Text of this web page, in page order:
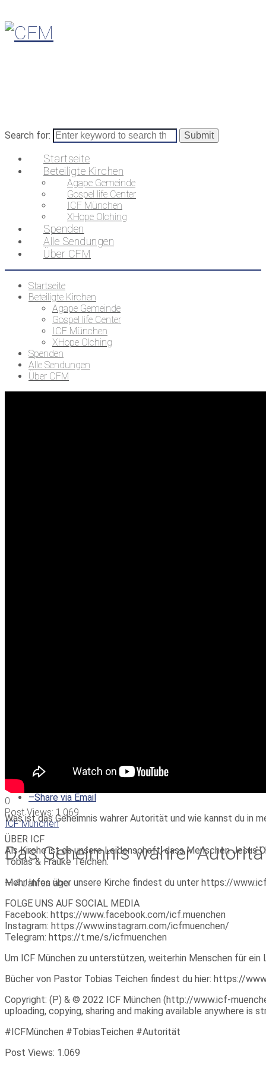
Search for:
Startseite
Beteiligte Kirchen
Agape Gemeinde
Gospel life Center
ICF München
XHope Olching
Spenden
Alle Sendungen
Über CFM
Startseite
Beteiligte Kirchen
Agape Gemeinde
Gospel life Center
ICF München
XHope Olching
Spenden
Alle Sendungen
Über CFM
0
Post Views: 1.069
ICF München
Das Geheimnis wahrer
— 4 Jahren ago
Share on Twitter
–Share on Facebook
–Share via Email
Was ist das Geheimnis wahrer Autorität und wie kannst du in
ÜBER ICF
Als Kirche ist es unsere Leidenschaft, dass Menschen Jesus
Tobias & Frauke Teichen.
Mehr Infos über unsere Kirche findest du unter https://
FOLGE UNS AUF SOCIAL MEDIA
Facebook: https://www.facebook.com/icf.muenchen
Instagram: https://www.instagram.com/icfmuenchen/
Telegram: https://t.me/s/icfmuenchen
Um ICF München zu unterstützen, weiterhin Menschen für
Bücher von Pastor Tobias Teichen findest du hier: https://
Copyright: (P) & © 2022 ICF München (http://www.icf-
uploading, copying, sharing and making available anywhere is
#ICFMünchen #TobiasTeichen #Autorität
Post Views: 1.069